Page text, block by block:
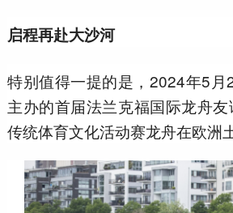
启程再赴大沙河
特别值得一提的是，2024年5月
主办的首届法兰克福国际龙舟
传统体育文化活动赛龙舟在欧洲